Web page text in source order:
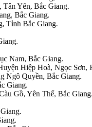
Yên, Bắc Giang.
Bắc Giang.
Tỉnh Bắc Giang.
Nam, Bắc Giang.
Hiệp Hoà, Ngọc Sơn,
Ngô Quyền, Bắc Giang.
Giang.
Gồ, Yên Thế, Bắc Giang.